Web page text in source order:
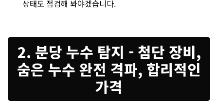
상태도 점검해 봐야겠습니다.
2. 분당 누수 탐지 - 첨단 장비,
숨은 누수 완전 격파, 합리적인
가격